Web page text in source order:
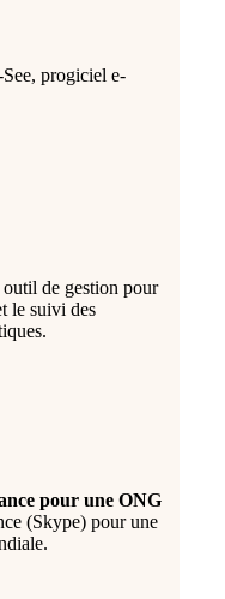
progiciel e-
de gestion pour
le suivi des
pour une ONG
(Skype) pour une